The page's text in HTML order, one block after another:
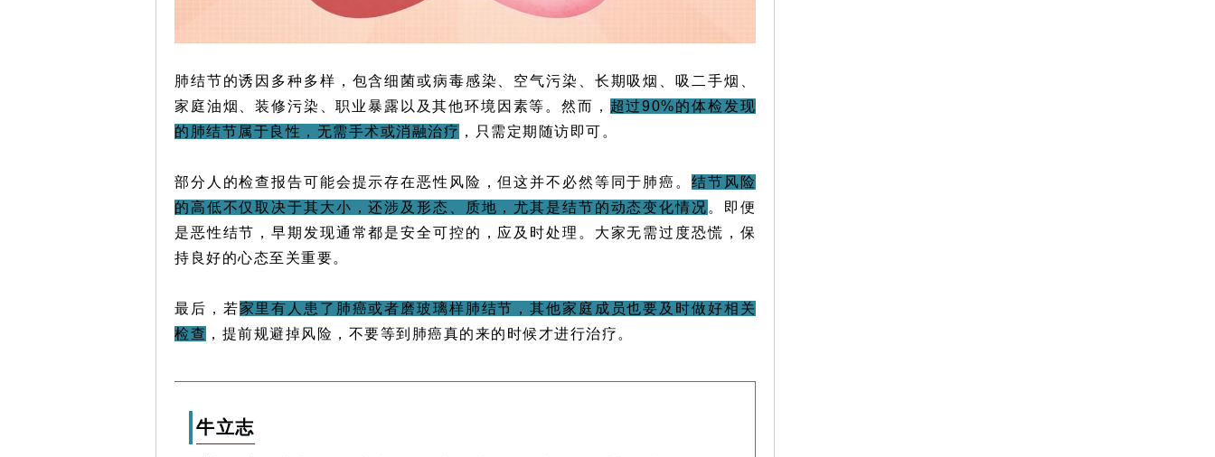
肺结节的诱因多种多样，包含细菌或病毒感染、空气污染、长期吸烟、吸二手烟、
家庭油烟、装修污染、职业暴露以及其他环境因素等。然而， 超过90%的体检发现
的肺结节属于良性，无需手术或消融治疗 ，只需定期随访即可。
部分人的检查报告可能会提示存在恶性风险，但这并不必然等同于肺癌 。 结节风险
的高低不仅取决于其大小，还涉及形态、质地，尤其是结节的动态变化情况。即便
是恶性结节，早期发现通常都是安全可控的，应及时处理。大家无需过度恐慌，保
持良好的心态至关重要。
最后，若家里有人患了肺癌或者磨玻璃样肺结节，其他家庭成员也要及时做好相关
检查 ，提前规避掉风险，不要等到肺癌真的来的时候才进行治疗。
牛立志